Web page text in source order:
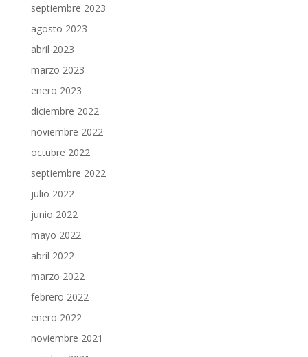
septiembre 2023
agosto 2023
abril 2023
marzo 2023
enero 2023
diciembre 2022
noviembre 2022
octubre 2022
septiembre 2022
julio 2022
junio 2022
mayo 2022
abril 2022
marzo 2022
febrero 2022
enero 2022
noviembre 2021